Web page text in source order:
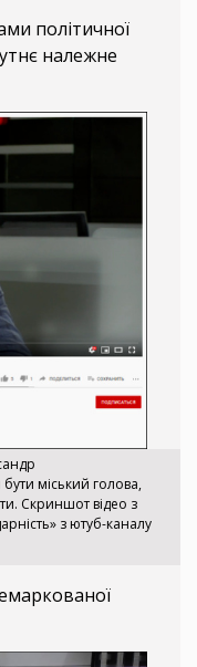
політичної
належне
міський голова,
Скриншот відео з
з ютуб-каналу